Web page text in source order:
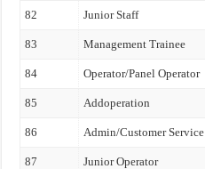
82 Junior Staff
83 Management Trainee
84 Operator/Panel Operator
85 Addoperation
86 Admin/Customer Service
87 Junior Operator